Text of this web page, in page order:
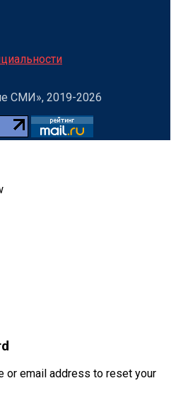
СМИ», 2019-2026
or email address to reset your